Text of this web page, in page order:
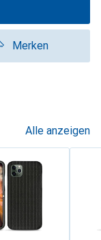
Merken
Alle anzeigen